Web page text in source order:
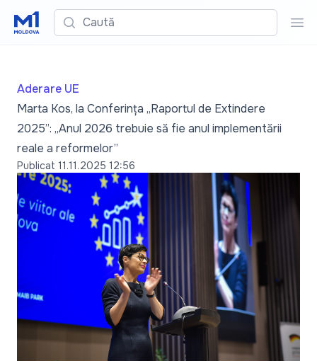
Caută
Aderare UE
Marta Kos, la Conferința „Raportul de Extindere
2025”: „Anul 2026 trebuie să fie anul implementării
reale a reformelor”
Publicat 11.11.2025 12:56